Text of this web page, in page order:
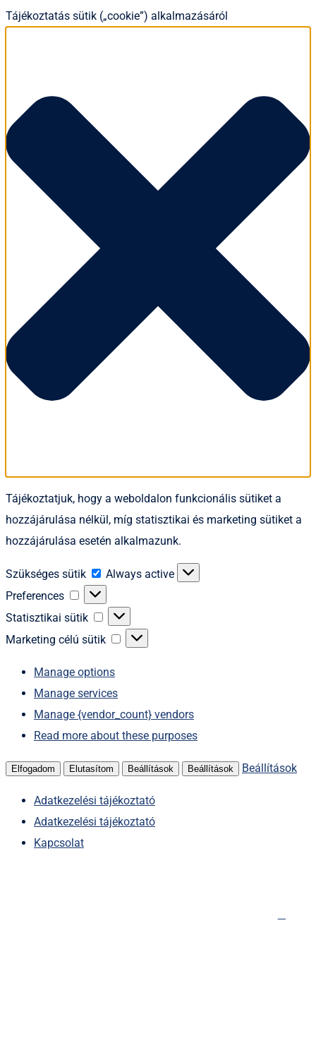
Tájékoztatás sütik („cookie”) alkalmazásáról
Tájékoztatjuk, hogy a weboldalon funkcionális sütiket a
hozzájárulása nélkül, míg statisztikai és marketing sütiket a
hozzájárulása esetén alkalmazunk.
Szükséges sütik
Szükséges
Always active
Preferences
Preferences
Statisztikai sütik
Statisztikai
sütik
Marketing célú sütik
Marketing
Manage options
Manage services
Manage {vendor_count} vendors
Read more about these purposes
Elfogadom Elutasítom Beállítások Beállítások Beállítások
Adatkezelési tájékoztató
Adatkezelési tájékoztató
Kapcsolat